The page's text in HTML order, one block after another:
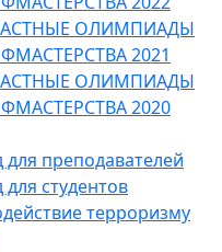
ОЛИМПИАДЫ
2021
ОЛИМПИАДЫ
2020
для преподавателей
для студентов
терроризму